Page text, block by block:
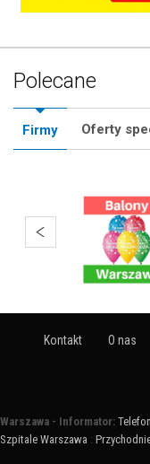
Polecane
Firmy Oferty
Kontakt O nas
Warszawa - Informator:
Szpitale Warszawa :